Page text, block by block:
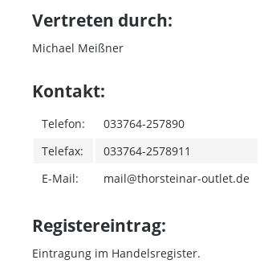
Vertreten durch:
Michael Meißner
Kontakt:
Telefon:
033764-257890
Telefax:
033764-2578911
E-Mail:
mail@thorsteinar-outlet.de
Registereintrag:
Eintragung im Handelsregister.